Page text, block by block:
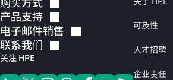
产品支持
电子邮件销售
联系我们
关注 HPE
可及性
人才招聘
企业责任